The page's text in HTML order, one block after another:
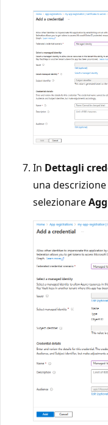
In Dettagli
una
selezionare